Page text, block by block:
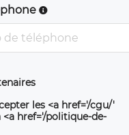
les <a href='/cgu/'
href='/politique-de-